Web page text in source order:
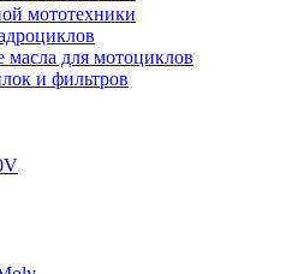
мототехники
для мотоциклов
и фильтров